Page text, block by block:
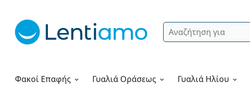
Αναζήτηση
Φακοί Επαφής
Υγρά φακών ΓυαλιάΟράσεως Γυαλιά Ηλίου
Πώς να παραγγείλετε